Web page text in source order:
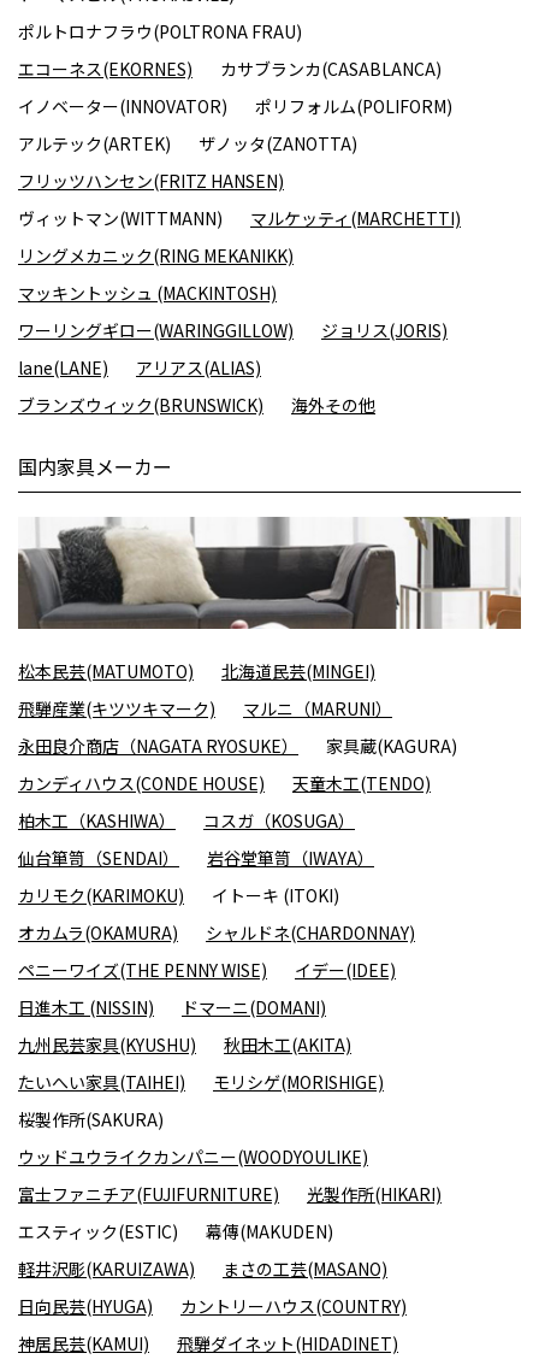
ポルトロナフラウ(POLTRONA FRAU)
エコーネス(EKORNES)
カサブランカ(CASABLANCA)
イノベーター(INNOVATOR)
ポリフォルム(POLIFORM)
アルテック(ARTEK)
ザノッタ(ZANOTTA)
フリッツハンセン(FRITZ HANSEN)
ヴィットマン(WITTMANN)
マルケッティ(MARCHETTI)
リングメカニック(RING MEKANIKK)
マッキントッシュ (MACKINTOSH)
ワーリングギロー(WARINGGILLOW)
ジョリス(JORIS)
lane(LANE)
アリアス(ALIAS)
ブランズウィック(BRUNSWICK)
海外その他
国内家具メーカー
松本民芸(MATUMOTO)
北海道民芸(MINGEI)
飛騨産業(キツツキマーク)
マルニ（MARUNI）
永田良介商店（NAGATA RYOSUKE）
家具蔵(KAGURA)
カンディハウス(CONDE HOUSE)
天童木工(TENDO)
柏木工（KASHIWA）
コスガ（KOSUGA）
仙台箪笥（SENDAI）
岩谷堂箪笥（IWAYA）
カリモク(KARIMOKU)
イトーキ (ITOKI)
オカムラ(OKAMURA)
シャルドネ(CHARDONNAY)
ペニーワイズ(THE PENNY WISE)
イデー(IDEE)
日進木工 (NISSIN)
ドマーニ(DOMANI)
九州民芸家具(KYUSHU)
秋田木工(AKITA)
たいへい家具(TAIHEI)
モリシゲ(MORISHIGE)
桜製作所(SAKURA)
ウッドユウライクカンパニー(WOODYOULIKE)
富士ファニチア(FUJIFURNITURE)
光製作所(HIKARI)
エスティック(ESTIC)
幕傳(MAKUDEN)
軽井沢彫(KARUIZAWA)
まさの工芸(MASANO)
日向民芸(HYUGA)
カントリーハウス(COUNTRY)
神居民芸(KAMUI)
飛騨ダイネット(HIDADINET)